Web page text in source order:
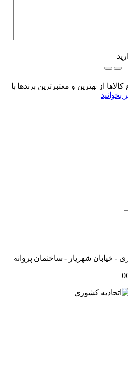
از بهترین و معتبرترین برندها با
بخوانید
- خیابان شهریار - ساختمان پروانه